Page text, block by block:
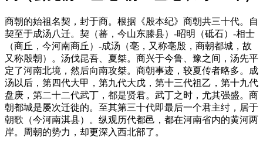
商朝的始祖名契，封于商。根据《殷本纪》商朝共三十代。自
契至于成汤八迁。契（蕃，今山东滕县）-昭明（砥石）-相士
（商丘，今河南商丘）-成汤（亳，又称亳殷，商朝都城，故
又称殷朝）。汤伐昆吾、夏桀。商兴于今鲁、豫之间，汤先平
定了河南北境，然后向南攻桀。商朝事迹，较夏传者略多。成
汤以后，第四代大甲，第九代大戊，第十三代祖乙，第十九代
盘庚，第二十二代武丁，都是贤君。武丁之时，尤其强盛。商
朝都城是屡次迁徙的。至其第三十代即最后一个君主纣，居于
朝歌（今河南淇县）。纵观历代都邑，都在河南省内的黄河两
岸。周朝的势力，却更深入西北部了。